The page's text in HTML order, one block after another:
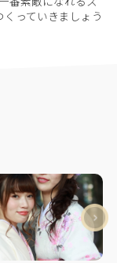
っていきましょう